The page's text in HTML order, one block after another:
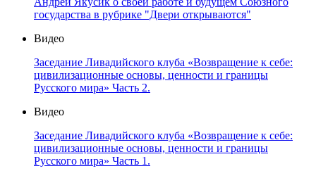
государства в рубрике "Двери открываются"
Видео
Заседание Ливадийского клуба «Возвращение к себе:
цивилизационные основы, ценности и границы
Русского мира» Часть 2.
Видео
Заседание Ливадийского клуба «Возвращение к себе:
цивилизационные основы, ценности и границы
Русского мира» Часть 1.